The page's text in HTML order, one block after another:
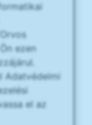
ezen
Adatvédelmi
el az